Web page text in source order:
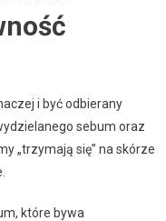
i być odbierany
sebum oraz
„trzymają się” na skórze
które bywa